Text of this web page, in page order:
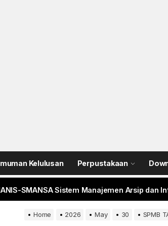
Kelulusan Perpustakaan
SMANSA Sistem Manajemen Arsip dan
LCC 4 Pilar MPR SMAN 1 RL, Wakili Rejang
Home 2026 May 30 SPMB